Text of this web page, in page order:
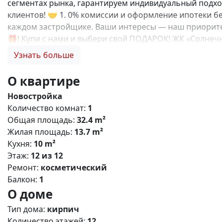
сегментах рынка, гарантируем индивидуальный
клиентов! 🤝 1. 0% комиссии и оформление ипотеки
каждом застройщике. Ваши интересы — наш
🎁! Купи с нами и выбери свой ПОДАРОК! ЖК
городского типа Молодёжное. Комплекс сочетает
Парковка: наземный паркинг и кладовые помещения
безопасности - Система «умный дом» для комфорта
отделкой - Спортивные и детские площадки с
социальная инфраструктура: - Два детских сада на
Детский развивающий клуб, школа раннего
общественного транспорта (маршрутки, автобусы,
«МЕГАНОМ». Выгодные условия покупки: -
рассрочку так и в ипотеку. Свяжитесь с нами прямо
Узнать больше
О квартире
Новостройка
Количество комнат: 1
Общая площадь: 32.4 m²
Жилая площадь: 13.7 m²
Кухня: 10 m²
Этаж: 12 из 12
Ремонт: косметический
Балкон: 1
О доме
Тип дома: кирпич